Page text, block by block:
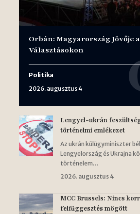
Orbán: Magyarország Jövője
Választásokon
Politika
2026. augusztus 4
Lengyel-ukrán
történelmi emlékezet
Az ukrán külügyminiszter
Lengyelország és Ukrajna
történelem…
2026. augusztus 4
MCC Brussels: Nincs
felfüggesztés mögött